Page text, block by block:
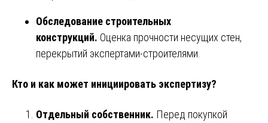
Обследование строительных
конструкций. Оценка прочности несущих стен,
перекрытий экспертами-строителями.
Кто и как может инициировать экспертизу?
Отдельный собственник. Перед покупкой